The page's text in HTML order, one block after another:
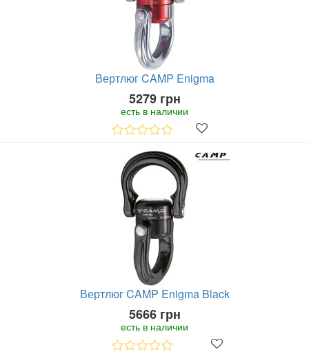
Вертлюг CAMP Enigma
5279 грн
есть в наличии
Вертлюг CAMP Enigma Black
5666 грн
есть в наличии